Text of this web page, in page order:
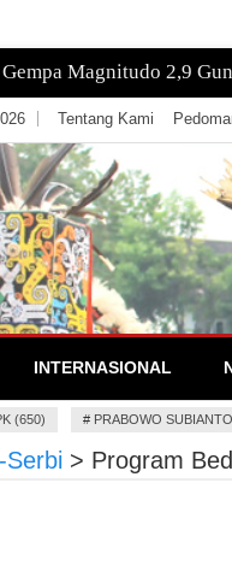
Gempa Magnitudo 2,9
Tentang Kami
Untuk Kemerdekaan
INTERNASIONAL
(650) # PRABOWO
Serbi > Program